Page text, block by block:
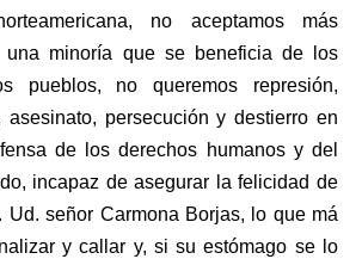
no aceptamos más
una minoría que se beneficia de los
pueblos, no queremos represión,
asesinato, persecución y destierro en
de los derechos humanos y del
incapaz de asegurar la felicidad de
Ud. señor Carmona Borjas, lo que má
y callar y, si su estómago se lo